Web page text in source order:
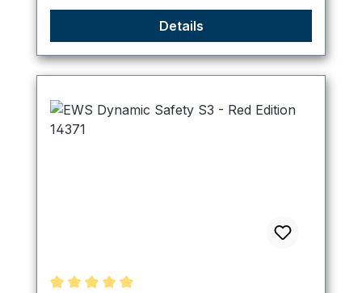
Details